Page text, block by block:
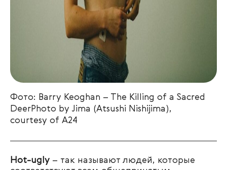
Фото: Barry Keoghan – The Killing of a Sacred
DeerPhoto by Jima (Atsushi Nishijima),
courtesy of A24
Hot-ugly – так называют людей, которые